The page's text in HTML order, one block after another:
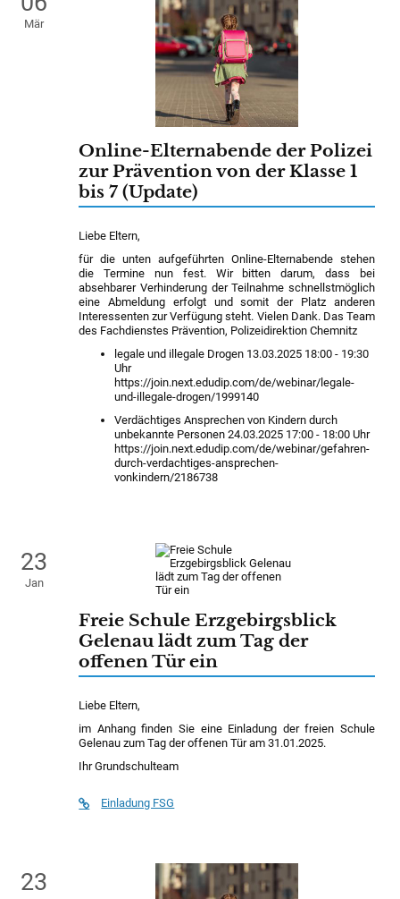
Mär
Online-Elternabende der Polizei
zur Prävention von der Klasse 1
bis 7 (Update)
Liebe Eltern,
für die unten aufgeführten Online-Elternabende stehen
die Termine nun fest. Wir bitten darum, dass bei
absehbarer Verhinderung der Teilnahme schnellstmöglich
eine Abmeldung erfolgt und somit der Platz anderen
Interessenten zur Verfügung steht. Vielen Dank. Das Team
des Fachdienstes Prävention, Polizeidirektion Chemnitz
legale und illegale Drogen 13.03.2025 18:00 - 19:30
Uhr
https://join.next.edudip.com/de/webinar/legale-
und-illegale-drogen/1999140
Verdächtiges Ansprechen von Kindern durch
unbekannte Personen 24.03.2025 17:00 - 18:00 Uhr
https://join.next.edudip.com/de/webinar/gefahren-
durch-verdachtiges-ansprechen-
vonkindern/2186738
23
Jan
Freie Schule Erzgebirgsblick
Gelenau lädt zum Tag der
offenen Tür ein
Liebe Eltern,
im Anhang finden Sie eine Einladung der freien Schule
Gelenau zum Tag der offenen Tür am 31.01.2025.
Ihr Grundschulteam
Einladung FSG
23